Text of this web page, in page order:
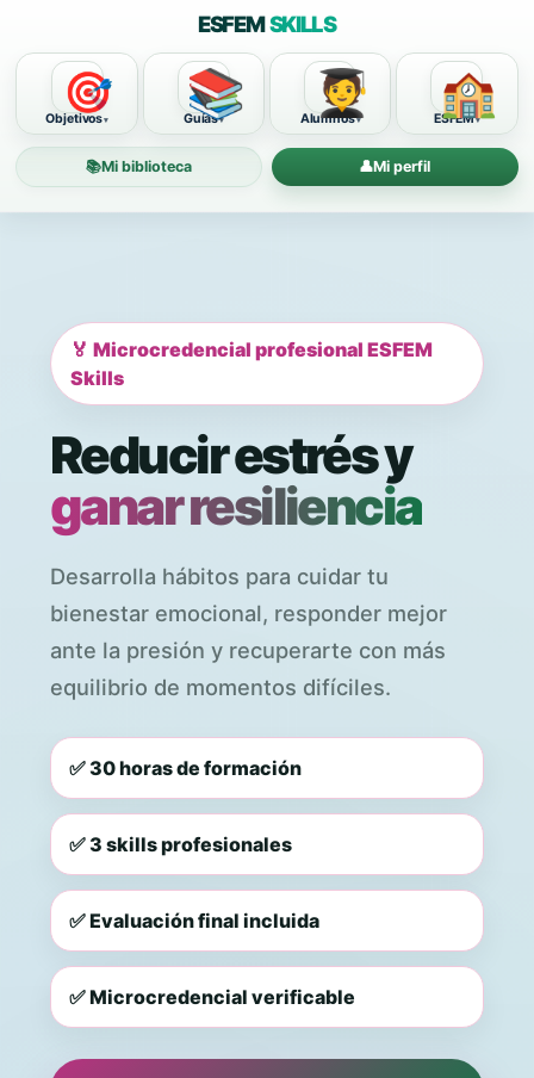
ESFEMSKILLS
🎯
Objetivos 📚
Guías 🧑‍🎓
Alumnos 🏫
ESFEM
📚Mi biblioteca 👤Mi perfil
🏅 Microcredencial profesional ESFEM
Skills
Reducir estrés y
ganar resiliencia
Desarrolla hábitos para cuidar tu
bienestar emocional, responder mejor
ante la presión y recuperarte con más
equilibrio de momentos difíciles.
✅ 30 horas de formación
✅ 3 skills profesionales
✅ Evaluación final incluida
✅ Microcredencial verificable